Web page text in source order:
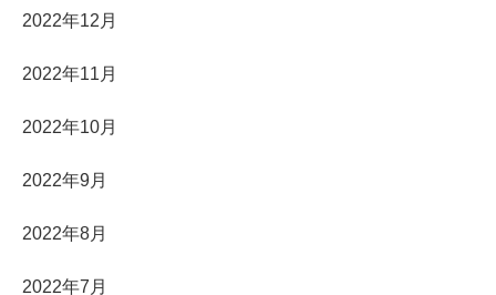
2022年12月
2022年11月
2022年10月
2022年9月
2022年8月
2022年7月